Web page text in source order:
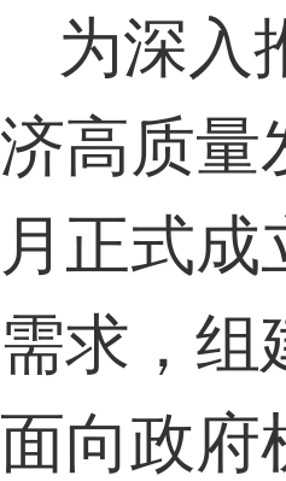
为深入
济高质量
月正式
需求，组
面向政府